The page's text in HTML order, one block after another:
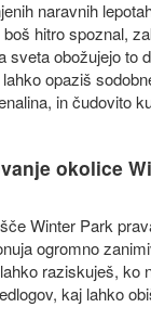
naravnih
hitro spoznal,
sveta obožujejo to
opaziš
in čudovito
okolice
Winter Park
ogromno
raziskuješ, ko
kaj lahko